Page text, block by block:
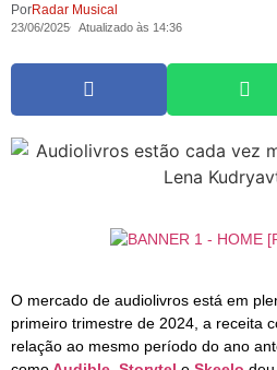
PorRadar Musical
23/06/2025 Atualizado às 14:36
O mercado de audiolivros está em
primeiro trimestre de 2024, a receita
relação ao mesmo período do ano